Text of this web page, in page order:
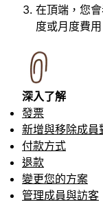
在頂端，您
度或月度費
深入了解
發票
新增與移除成員
付款方式
退款
變更您的方案
管理成員與訪客